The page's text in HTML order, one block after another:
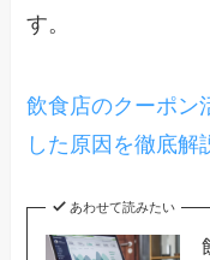
す。
飲食店のクーポン
した原因を徹底
あわせて読みたい